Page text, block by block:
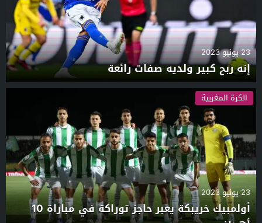
23 يونيو 2023
إنه ربح كبير ولديه صفات رائعة
الكرة المغربية
23 يونيو 2023
أولمبيك خريبكة يعبر حاجز توراكة في مباراة 10